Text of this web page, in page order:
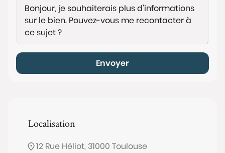
Envoyer
Localisation
12 Rue Héliot, 31000 Toulouse